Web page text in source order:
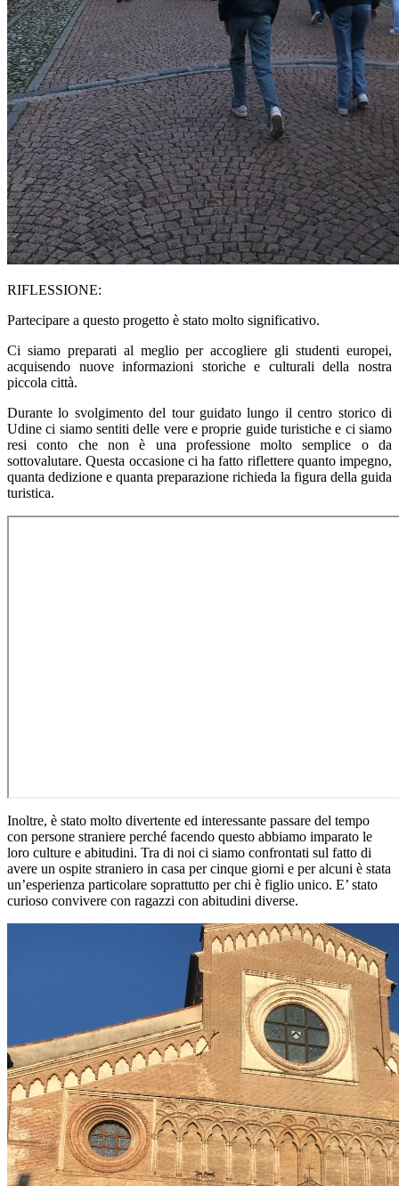
RIFLESSIONE:
Partecipare a questo progetto è stato molto significativo.
Ci siamo preparati al meglio per accogliere gli studenti europei,
acquisendo nuove informazioni storiche e culturali della nostra
piccola città.
Durante lo svolgimento del tour guidato lungo il centro storico di
Udine ci siamo sentiti delle vere e proprie guide turistiche e ci siamo
resi conto che non è una professione molto semplice o da
sottovalutare. Questa occasione ci ha fatto riflettere quanto impegno,
quanta dedizione e quanta preparazione richieda la figura della guida
turistica.
Inoltre, è stato molto divertente ed interessante passare del tempo
con persone straniere perché facendo questo abbiamo imparato le
loro culture e abitudini. Tra di noi ci siamo confrontati sul fatto di
avere un ospite straniero in casa per cinque giorni e per alcuni è stata
un’esperienza particolare soprattutto per chi è figlio unico. E’ stato
curioso convivere con ragazzi con abitudini diverse.